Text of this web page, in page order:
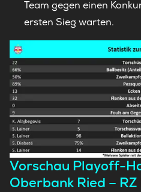
Team gegen einen
ersten Sieg warten.
Vorschau Playoff-
Oberbank Ried –